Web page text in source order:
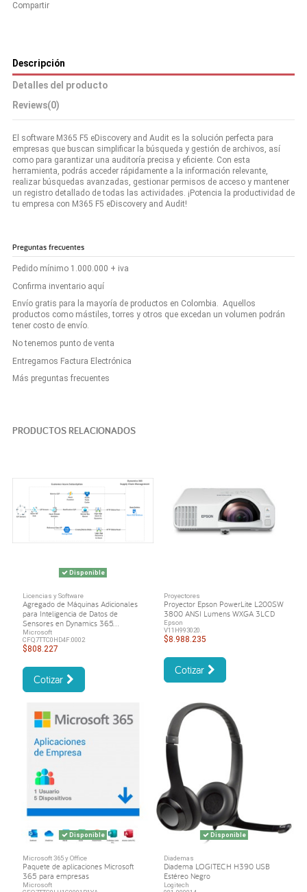
Compartir
Descripción
Detalles del producto
Reviews(0)
El software M365 F5 eDiscovery and Audit es la solución perfecta para
empresas que buscan simplificar la búsqueda y gestión de archivos, así
como para garantizar una auditoría precisa y eficiente. Con esta
herramienta, podrás acceder rápidamente a la información relevante,
realizar búsquedas avanzadas, gestionar permisos de acceso y mantener
un registro detallado de todas las actividades. ¡Potencia la productividad de
tu empresa con M365 F5 eDiscovery and Audit!
Preguntas frecuentes
Pedido mínimo 1.000.000 + iva
Confirma inventario aquí
Envío gratis para la mayoría de productos en Colombia. Aquellos
productos como mástiles, torres y otros que excedan un volumen podrán
tener costo de envío.
No tenemos punto de venta
Entregamos Factura Electrónica
Más preguntas frecuentes
PRODUCTOS RELACIONADOS
Disponible
Licencias y Software
Agregado de Máquinas Adicionales
para Inteligencia de Datos de
Sensores en Dynamics 365...
Microsoft
CFQ7TTC0HD4F:0002
$808.227
Cotizar
Proyectores
Proyector Epson PowerLite L200SW
3800 ANSI Lumens WXGA 3LCD
Epson
V11H993020.
$8.988.235
Cotizar
Disponible
Microsoft 365 y Office
Paquete de aplicaciones Microsoft
365 para empresas
Microsoft
Disponible
Diademas
Diadema LOGITECH H390 USB
Estéreo Negro
Logitech